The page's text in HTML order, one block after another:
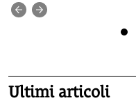
Ultimi articoli